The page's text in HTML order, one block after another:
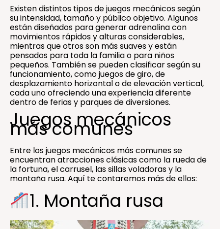
Existen distintos tipos de juegos mecánicos según
su intensidad, tamaño y público objetivo. Algunos
están diseñados para generar adrenalina con
movimientos rápidos y alturas considerables,
mientras que otros son más suaves y están
pensados para toda la familia o para niños
pequeños. También se pueden clasificar según su
funcionamiento, como juegos de giro, de
desplazamiento horizontal o de elevación vertical,
cada uno ofreciendo una experiencia diferente
dentro de ferias y parques de diversiones.
Juegos mecánicos
más comunes
Entre los juegos mecánicos más comunes se
encuentran atracciones clásicas como la rueda de
la fortuna, el carrusel, las sillas voladoras y la
montaña rusa. Aquí te contaremos más de ellos:
1. Montaña rusa